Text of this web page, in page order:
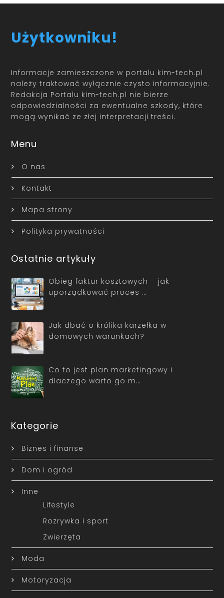
Użytkowniku!
Informacje zamieszczone w portalu kim-tech.pl
należy traktować wyłącznie czysto informacyjnie.
Redakcja Portalu kim-tech.pl nie bierze
odpowiedzialności za ewentualne szkody, które
mogą wynikać ze złej interpretacji treści.
Menu
O nas
Kontakt
Mapa strony
Polityka prywatności
Ostatnie artykuły
Obieg faktur kosztowych – jak
uporządkować proces …
Jak dbać o królika karzełka w
domowych warunkach?
Co to jest plan marketingowy i
dlaczego warto go m…
Kategorie
Biznes i finanse
Dom i ogród
Inne
Lifestyle
Rozrywka i sport
Zwierzęta
Moda
Motoryzacja